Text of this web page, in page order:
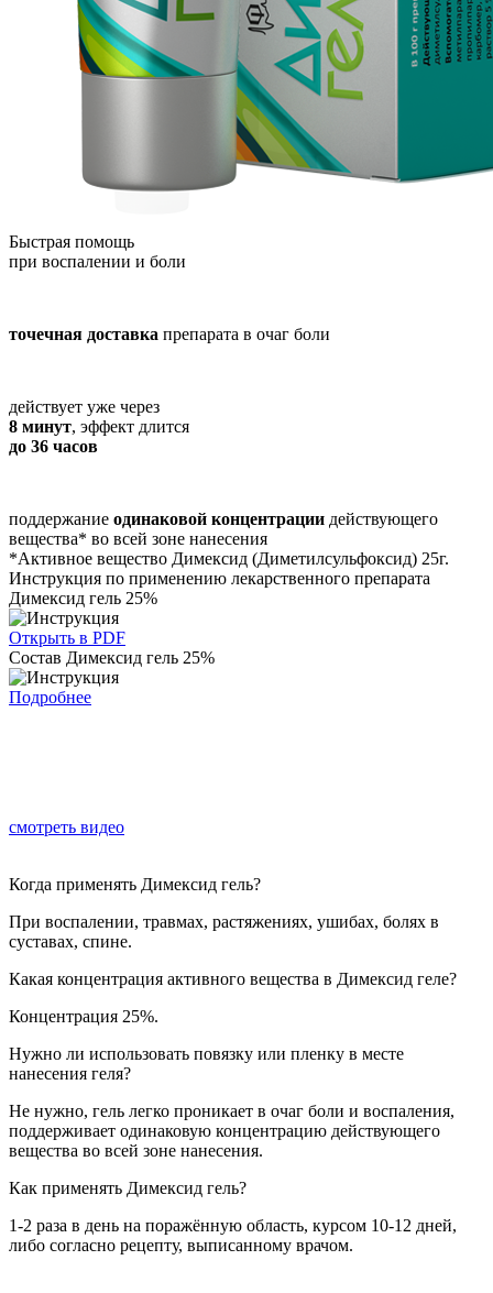
Быстрая помощь
при воспалении и боли
точечная доставка препарата в очаг боли
действует уже через
8 минут, эффект длится
до 36 часов
поддержание одинаковой концентрации действующего
вещества* во всей зоне нанесения
*Активное вещество Димексид (Диметилсульфоксид) 25г.
Инструкция по применению лекарственного препарата
Димексид гель 25%
Открыть в PDF
Состав Димексид гель 25%
Подробнее
смотреть видео
Когда применять Димексид гель?
При воспалении, травмах, растяжениях, ушибах, болях в
суставах, спине.
Какая концентрация активного вещества в Димексид геле?
Концентрация 25%.
Нужно ли использовать повязку или пленку в месте
нанесения геля?
Не нужно, гель легко проникает в очаг боли и воспаления,
поддерживает одинаковую концентрацию действующего
вещества во всей зоне нанесения.
Как применять Димексид гель?
1-2 раза в день на поражённую область, курсом 10-12 дней,
либо согласно рецепту, выписанному врачом.